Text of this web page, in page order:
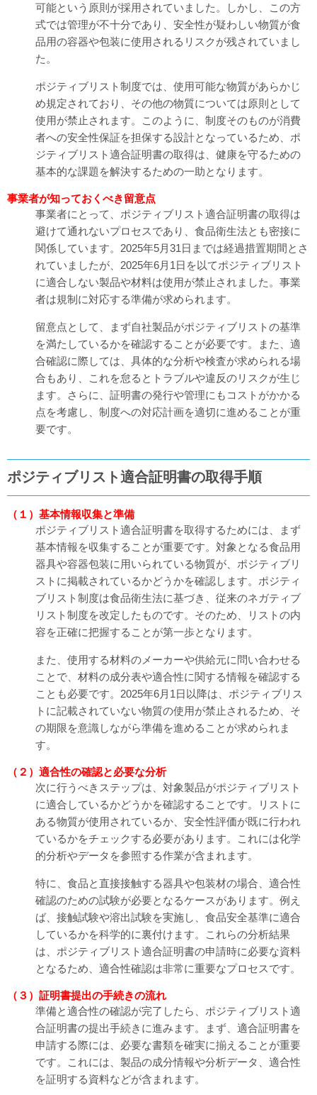
可能という原則が採用されていました。しかし、この方
式では管理が不十分であり、安全性が疑わしい物質が食
品用の容器や包装に使用されるリスクが残されていまし
た。
ポジティブリスト制度では、使用可能な物質があらかじ
め規定されており、その他の物質については原則として
使用が禁止されます。このように、制度そのものが消費
者への安全性保証を担保する設計となっているため、ポ
ジティブリスト適合証明書の取得は、健康を守るための
基本的な課題を解決するための一助となります。
事業者が知っておくべき留意点
事業者にとって、ポジティブリスト適合証明書の取得は
避けて通れないプロセスであり、食品衛生法とも密接に
関係しています。2025年5月31日までは経過措置期間とさ
れていましたが、2025年6月1日を以てポジティブリスト
に適合しない製品や材料は使用が禁止されました。事業
者は規制に対応する準備が求められます。
留意点として、まず自社製品がポジティブリストの基準
を満たしているかを確認することが必要です。また、適
合確認に際しては、具体的な分析や検査が求められる場
合もあり、これを怠るとトラブルや違反のリスクが生じ
ます。さらに、証明書の発行や管理にもコストがかかる
点を考慮し、制度への対応計画を適切に進めることが重
要です。
ポジティブリスト適合証明書の取得手順
（１）基本情報収集と準備
ポジティブリスト適合証明書を取得するためには、まず
基本情報を収集することが重要です。対象となる食品用
器具や容器包装に用いられている物質が、ポジティブリ
ストに掲載されているかどうかを確認します。ポジティ
ブリスト制度は食品衛生法に基づき、従来のネガティブ
リスト制度を改定したものです。そのため、リストの内
容を正確に把握することが第一歩となります。
また、使用する材料のメーカーや供給元に問い合わせる
ことで、材料の成分表や適合性に関する情報を確認する
ことも必要です。2025年6月1日以降は、ポジティブリス
トに記載されていない物質の使用が禁止されるため、そ
の期限を意識しながら準備を進めることが求められま
す。
（２）適合性の確認と必要な分析
次に行うべきステップは、対象製品がポジティブリスト
に適合しているかどうかを確認することです。リストに
ある物質が使用されているか、安全性評価が既に行われ
ているかをチェックする必要があります。これには化学
的分析やデータを参照する作業が含まれます。
特に、食品と直接接触する器具や包装材の場合、適合性
確認のための試験が必要となるケースがあります。例え
ば、接触試験や溶出試験を実施し、食品安全基準に適合
しているかを科学的に裏付けます。これらの分析結果
は、ポジティブリスト適合証明書の申請時に必要な資料
となるため、適合性確認は非常に重要なプロセスです。
（３）証明書提出の手続きの流れ
準備と適合性の確認が完了したら、ポジティブリスト適
合証明書の提出手続きに進みます。まず、適合証明書を
申請する際には、必要な書類を確実に揃えることが重要
です。これには、製品の成分情報や分析データ、適合性
を証明する資料などが含まれます。